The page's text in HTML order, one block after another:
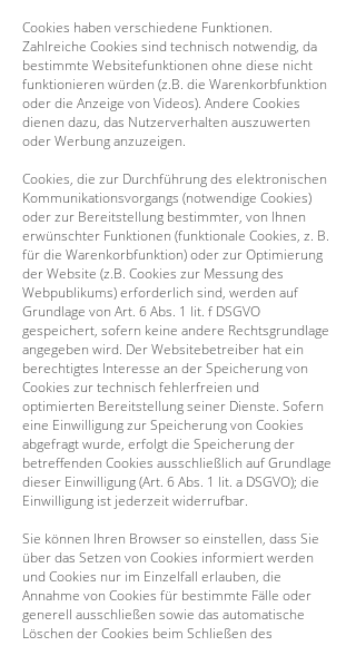
Cookies haben verschiedene Funktionen.
Zahlreiche Cookies sind technisch notwendig, da
bestimmte Websitefunktionen ohne diese nicht
funktionieren würden (z.B. die Warenkorbfunktion
oder die Anzeige von Videos). Andere Cookies
dienen dazu, das Nutzerverhalten auszuwerten
oder Werbung anzuzeigen.
Cookies, die zur Durchführung des elektronischen
Kommunikationsvorgangs (notwendige Cookies)
oder zur Bereitstellung bestimmter, von Ihnen
erwünschter Funktionen (funktionale Cookies, z. B.
für die Warenkorbfunktion) oder zur Optimierung
der Website (z.B. Cookies zur Messung des
Webpublikums) erforderlich sind, werden auf
Grundlage von Art. 6 Abs. 1 lit. f DSGVO
gespeichert, sofern keine andere Rechtsgrundlage
angegeben wird. Der Websitebetreiber hat ein
berechtigtes Interesse an der Speicherung von
Cookies zur technisch fehlerfreien und
optimierten Bereitstellung seiner Dienste. Sofern
eine Einwilligung zur Speicherung von Cookies
abgefragt wurde, erfolgt die Speicherung der
betreffenden Cookies ausschließlich auf Grundlage
dieser Einwilligung (Art. 6 Abs. 1 lit. a DSGVO); die
Einwilligung ist jederzeit widerrufbar.
Sie können Ihren Browser so einstellen, dass Sie
über das Setzen von Cookies informiert werden
und Cookies nur im Einzelfall erlauben, die
Annahme von Cookies für bestimmte Fälle oder
generell ausschließen sowie das automatische
Löschen der Cookies beim Schließen des